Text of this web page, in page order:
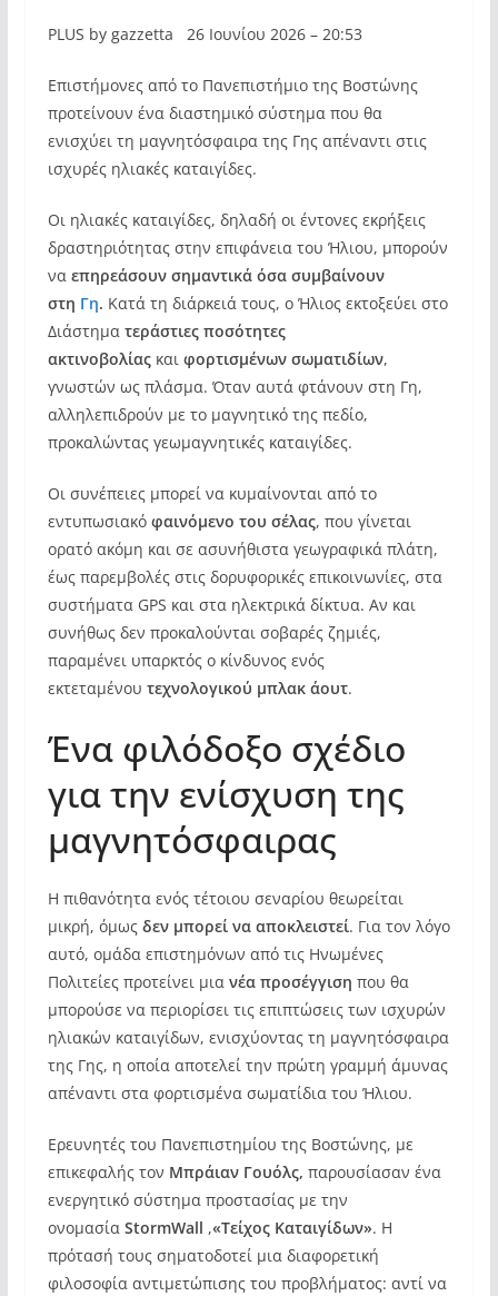
PLUS by gazzetta 26 Ιουνίου 2026 – 20:53
Επιστήμονες από το Πανεπιστήμιο της Βοστώνης
προτείνουν ένα διαστημικό σύστημα που θα
ενισχύει τη μαγνητόσφαιρα της Γης απέναντι στις
ισχυρές ηλιακές καταιγίδες.
Οι ηλιακές καταιγίδες, δηλαδή οι έντονες εκρήξεις
δραστηριότητας στην επιφάνεια του Ήλιου, μπορούν
να επηρεάσουν σημαντικά όσα συμβαίνουν
στη Γη. Κατά τη διάρκειά τους, ο Ήλιος εκτοξεύει στο
Διάστημα τεράστιες ποσότητες
ακτινοβολίας και φορτισμένων σωματιδίων,
γνωστών ως πλάσμα. Όταν αυτά φτάνουν στη Γη,
αλληλεπιδρούν με το μαγνητικό της πεδίο,
προκαλώντας γεωμαγνητικές καταιγίδες.
Οι συνέπειες μπορεί να κυμαίνονται από το
εντυπωσιακό φαινόμενο του σέλας, που γίνεται
ορατό ακόμη και σε ασυνήθιστα γεωγραφικά πλάτη,
έως παρεμβολές στις δορυφορικές επικοινωνίες, στα
συστήματα GPS και στα ηλεκτρικά δίκτυα. Αν και
συνήθως δεν προκαλούνται σοβαρές ζημιές,
παραμένει υπαρκτός ο κίνδυνος ενός
εκτεταμένου τεχνολογικού μπλακ άουτ.
Ένα φιλόδοξο σχέδιο
για την ενίσχυση της
μαγνητόσφαιρας
Η πιθανότητα ενός τέτοιου σεναρίου θεωρείται
μικρή, όμως δεν μπορεί να αποκλειστεί. Για τον λόγο
αυτό, ομάδα επιστημόνων από τις Ηνωμένες
Πολιτείες προτείνει μια νέα προσέγγιση που θα
μπορούσε να περιορίσει τις επιπτώσεις των ισχυρών
ηλιακών καταιγίδων, ενισχύοντας τη μαγνητόσφαιρα
της Γης, η οποία αποτελεί την πρώτη γραμμή άμυνας
απέναντι στα φορτισμένα σωματίδια του Ήλιου.
Ερευνητές του Πανεπιστημίου της Βοστώνης, με
επικεφαλής τον Μπράιαν Γουόλς, παρουσίασαν ένα
ενεργητικό σύστημα προστασίας με την
ονομασία StormWall ,«Τείχος Καταιγίδων». Η
πρότασή τους σηματοδοτεί μια διαφορετική
φιλοσοφία αντιμετώπισης του προβλήματος: αντί να